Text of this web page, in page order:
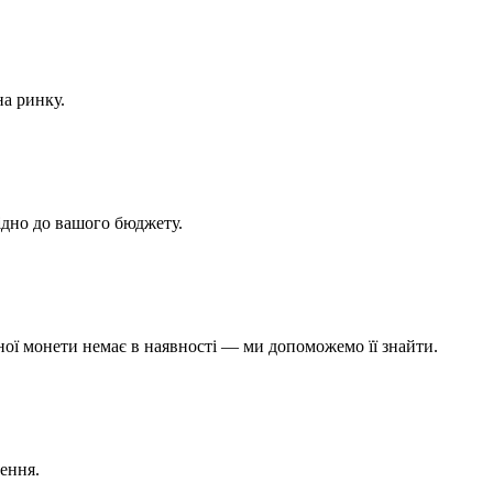
ринку.
до вашого бюджету.
монети немає в наявності — ми допоможемо її знайти.